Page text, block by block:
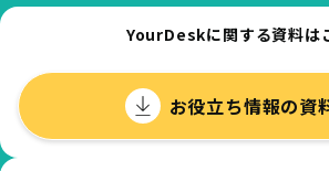
YourDeskに関する資料は
お役立ち情報の資